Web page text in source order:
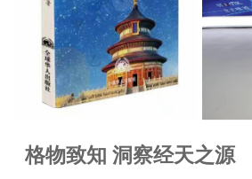
格物致知 洞察经天之源